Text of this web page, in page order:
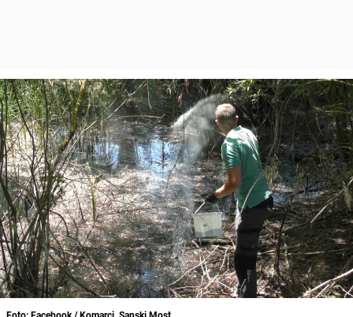
Foto: Facebook / Komarci, Sanski Most